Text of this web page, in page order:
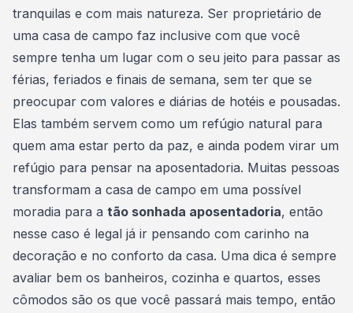
tranquilas e com mais natureza. Ser proprietário de
uma casa de campo faz inclusive com que você
sempre tenha um lugar com o seu jeito para passar as
férias, feriados e finais de semana, sem ter que se
preocupar com valores e diárias de hotéis e pousadas.
Elas também servem como um refúgio natural para
quem ama estar perto da paz, e ainda podem virar um
refúgio para pensar na aposentadoria. Muitas pessoas
transformam a casa de campo em uma possível
moradia para a tão sonhada aposentadoria, então
nesse caso é legal já ir pensando com carinho na
decoração e no conforto da casa. Uma dica é sempre
avaliar bem os banheiros, cozinha e quartos, esses
cômodos são os que você passará mais tempo, então